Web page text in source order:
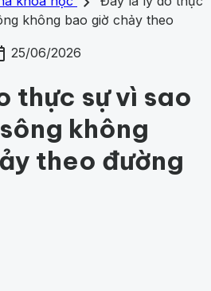
vật 153
Công nghệ
không bao giờ chảy theo
25/06/2026
thực sự vì sao
không
theo đường